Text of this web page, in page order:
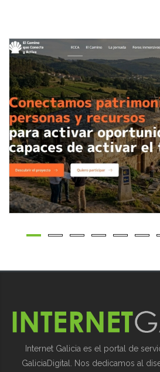
Internet Galicia es el portal de
GaliciaDigital. Nos dedicamos al